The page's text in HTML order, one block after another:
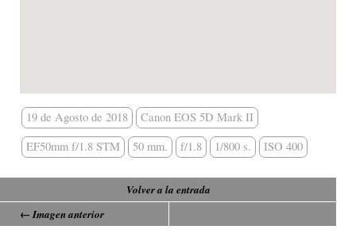
19 de Agosto de 2018
Canon EOS 5D Mark II
EF50mm f/1.8 STM
50 mm. f/1.8 1/800 s. ISO 400
Volver a la entrada
← Imagen anterior